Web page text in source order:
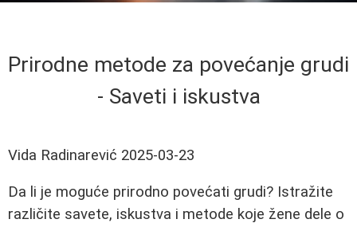
Prirodne metode za povećanje grudi
- Saveti i iskustva
Vida Radinarević 2025-03-23
Da li je moguće prirodno povećati grudi? Istražite
različite savete, iskustva i metode koje žene dele o